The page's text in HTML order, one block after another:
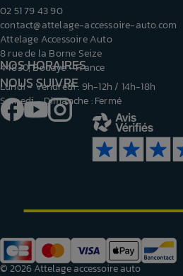
02 51 79 43 90
contact@attelage-accessoire-auto.com
Attelage Accessoire Auto
8 rue de la Borne Seize
44830, Bouaye - France
NOUS SUIVRE
FacebookYouTubeInstagram
NOS HORAIRES
Lundi - Vendredi : 9h-12h / 14h-18h
Samedi - Dimanche : Fermé
© 2026 Attelage accessoire auto